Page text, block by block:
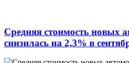
Средняя стоимость новых
снизилась на 2,3% в